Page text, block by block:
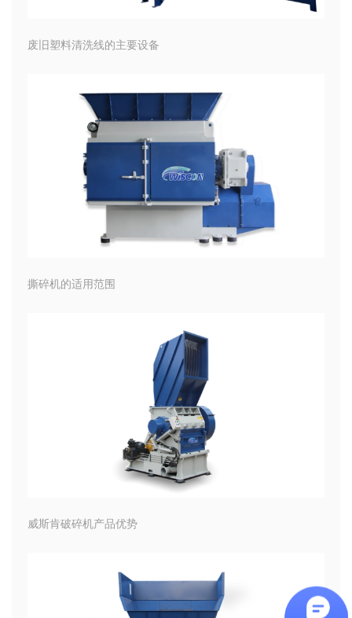
废旧塑料清洗线的主要设备
撕碎机的适用范围
威斯肯破碎机产品优势